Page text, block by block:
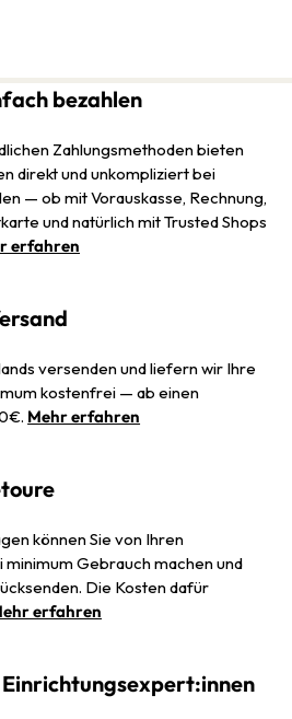
bezahlen
Zahlungsmethoden bieten
direkt und unkompliziert bei
— ob mit Vorauskasse, Rechnung,
und natürlich mit Trusted Shops
erfahren
versenden und liefern wir Ihre
kostenfrei — ab einen
Mehr erfahren
können Sie von Ihren
Gebrauch machen und
Die Kosten dafür
erfahren